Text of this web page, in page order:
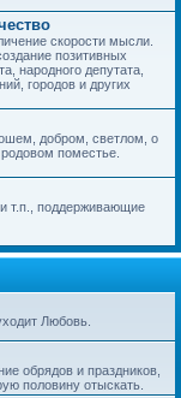
скорости мысли.
позитивных
народного депутата,
городов и других
добром, светлом, о
поместье.
т.п., поддерживающие
Любовь.
обрядов и праздников,
половину отыскать.